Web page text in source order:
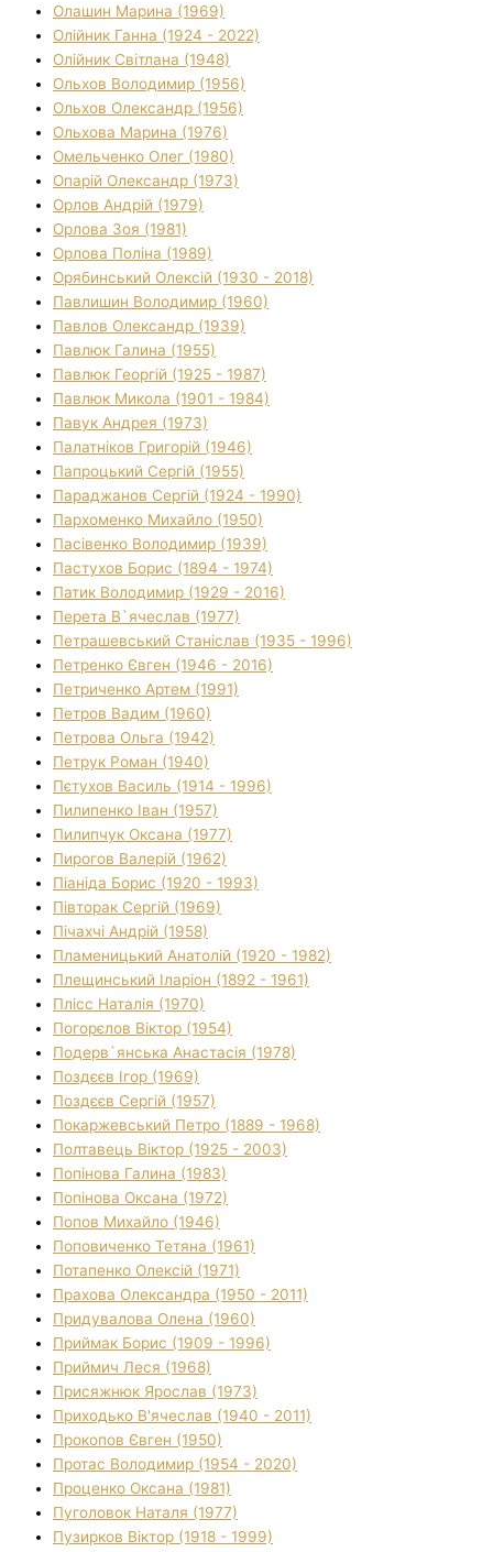
Олашин Марина (1969)
Олійник Ганна (1924 - 2022)
Олійник Світлана (1948)
Ольхов Володимир (1956)
Ольхов Олександр (1956)
Ольхова Марина (1976)
Омельченко Олег (1980)
Опарій Олександр (1973)
Орлов Андрій (1979)
Орлова Зоя (1981)
Орлова Поліна (1989)
Орябинський Олексій (1930 - 2018)
Павлишин Володимир (1960)
Павлов Олександр (1939)
Павлюк Галина (1955)
Павлюк Георгій (1925 - 1987)
Павлюк Микола (1901 - 1984)
Павук Андрея (1973)
Палатніков Григорій (1946)
Папроцький Сергій (1955)
Параджанов Сергій (1924 - 1990)
Пархоменко Михайло (1950)
Пасівенко Володимир (1939)
Пастухов Борис (1894 - 1974)
Патик Володимир (1929 - 2016)
Перета В`ячеслав (1977)
Петрашевський Станіслав (1935 - 1996)
Петренко Євген (1946 - 2016)
Петриченко Артем (1991)
Петров Вадим (1960)
Петрова Ольга (1942)
Петрук Роман (1940)
Пєтухов Василь (1914 - 1996)
Пилипенко Іван (1957)
Пилипчук Оксана (1977)
Пирогов Валерій (1962)
Піаніда Борис (1920 - 1993)
Півторак Сергій (1969)
Пічахчі Андрій (1958)
Пламеницький Анатолій (1920 - 1982)
Плещинський Іларіон (1892 - 1961)
Плісс Наталія (1970)
Погорєлов Віктор (1954)
Подерв`янська Анастасія (1978)
Поздєєв Ігор (1969)
Поздєєв Сергій (1957)
Покаржевський Петро (1889 - 1968)
Полтавець Віктор (1925 - 2003)
Попінова Галина (1983)
Попінова Оксана (1972)
Попов Михайло (1946)
Поповиченко Тетяна (1961)
Потапенко Олексій (1971)
Прахова Олександра (1950 - 2011)
Придувалова Олена (1960)
Приймак Борис (1909 - 1996)
Приймич Леся (1968)
Присяжнюк Ярослав (1973)
Приходько В'ячеслав (1940 - 2011)
Прокопов Євген (1950)
Протас Володимир (1954 - 2020)
Проценко Оксана (1981)
Пуголовок Наталя (1977)
Пузирков Віктор (1918 - 1999)